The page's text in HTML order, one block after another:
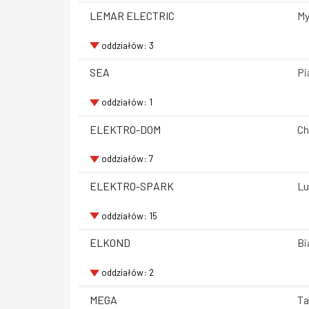
LEMAR ELECTRIC
oddziałów: 3
SEA
oddziałów: 1
ELEKTRO-DOM
oddziałów: 7
ELEKTRO-SPARK
oddziałów: 15
ELKOND
oddziałów: 2
MEGA